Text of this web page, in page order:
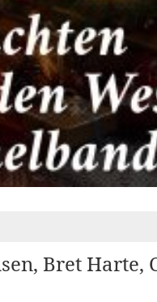
Bret Harte,